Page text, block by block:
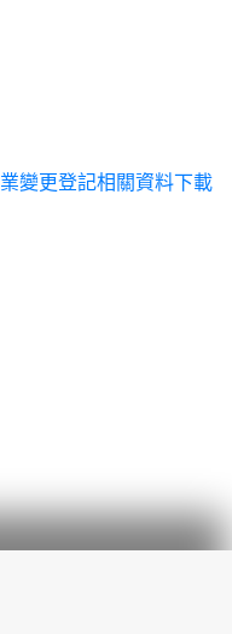
變更登記相關資料下載